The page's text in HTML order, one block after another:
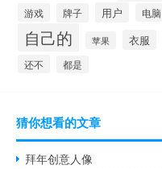
游戏 牌子 用户 电脑
自己的 苹果 衣服
还不 都是
猜你想看的文章
拜年创意人像